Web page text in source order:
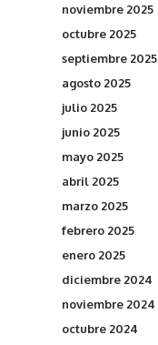
noviembre 2025
octubre 2025
septiembre 2025
agosto 2025
julio 2025
junio 2025
mayo 2025
abril 2025
marzo 2025
febrero 2025
enero 2025
diciembre 2024
noviembre 2024
octubre 2024